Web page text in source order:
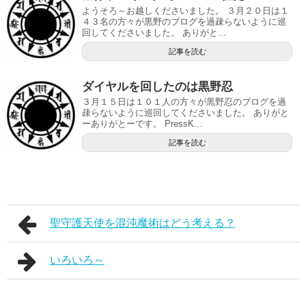
ようそろ～お越しくださいました。 ３月２０日は１
４３名の方々が黒野のブログを過疎らないように巡
回してくださいました。 ありがと...
記事を読む
ダイヤルを回したのは黒野忍
３月１５日は１０１人の方々が黒野忍のブログを過
疎らないように巡回してくださいました。 ありがと
ーありがとーです。 PressK...
記事を読む
聖守護天使を混沌魔術はどう考える？
いろいろ～